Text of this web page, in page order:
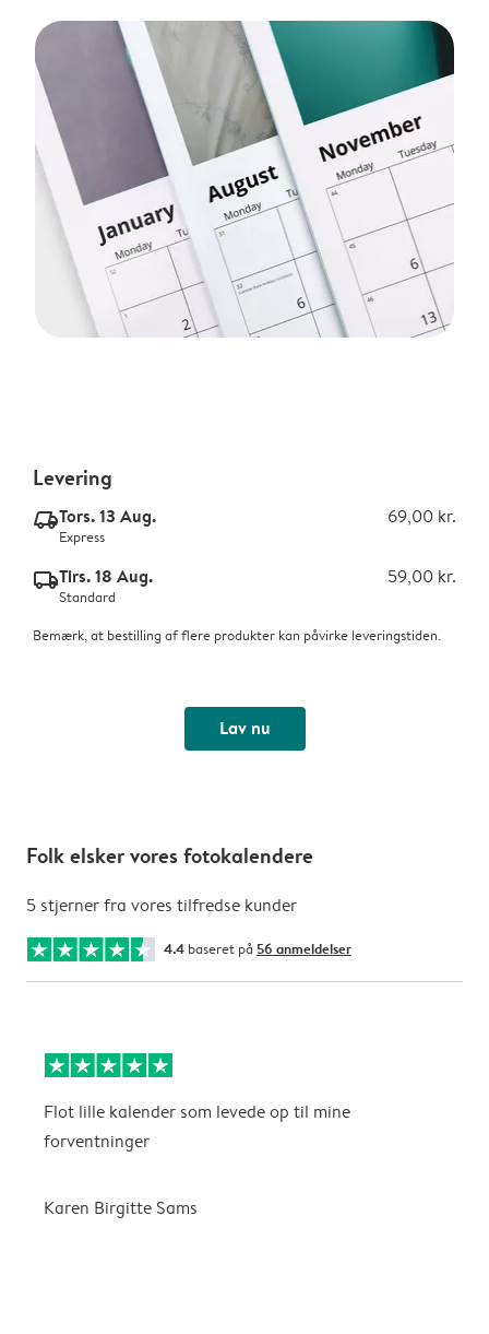
Levering
delivery_express_v2Tors. 13 Aug. 69,00 kr.
Express
delivery_standard_v2Tirs. 18 Aug. 59,00 kr.
Standard
Bemærk, at bestilling af flere produkter kan påvirke leveringstiden.
Lav nu
Folk elsker vores fotokalendere
5 stjerner fra vores tilfredse kunder
4.4 baseret på 56 anmeldelser
Flot lille kalender som levede op til mine
forventninger
Karen Birgitte Sams